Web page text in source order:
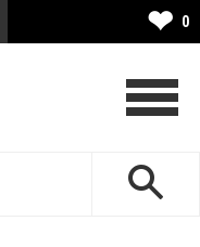
❤ 0